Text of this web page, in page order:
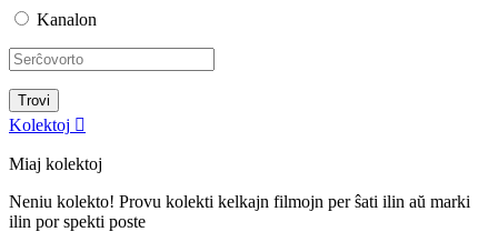
Kanalon
Kolektoj 
Miaj kolektoj
Neniu kolekto! Provu kolekti kelkajn filmojn per ŝati ilin aŭ marki
ilin por spekti poste